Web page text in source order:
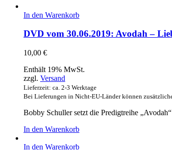
In den Warenkorb
DVD vom 30.06.2019: Avodah –
10,00 €
Enthält 19% MwSt.
zzgl. Versand
Lieferzeit: ca. 2-3 Werktage
Bei Lieferungen in Nicht-EU-Länder können
Bobby Schuller setzt die Predigtreihe
In den Warenkorb
In den Warenkorb